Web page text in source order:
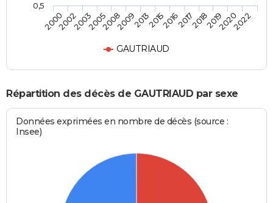
GAUTRIAUD
20002002200320052008200920132015201620172018201920202022
0,5
Répartition des décès de GAUTRIAUD par sexe
Données exprimées en nombre de décès (source :
Insee)